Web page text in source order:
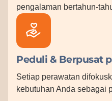
pengalaman bertahun-
Peduli & Berpusat
Setiap perawatan
kebutuhan Anda sebagai